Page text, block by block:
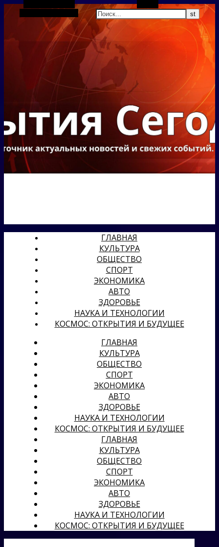
Боковая панель
ГЛАВНАЯ
КУЛЬТУРА
ОБЩЕСТВО
СПОРТ
ЭКОНОМИКА
АВТО
ЗДОРОВЬЕ
НАУКА И ТЕХНОЛОГИИ
КОСМОС: ОТКРЫТИЯ И БУДУЩЕЕ
ГЛАВНАЯ
КУЛЬТУРА
ОБЩЕСТВО
СПОРТ
ЭКОНОМИКА
АВТО
ЗДОРОВЬЕ
НАУКА И ТЕХНОЛОГИИ
КОСМОС: ОТКРЫТИЯ И БУДУЩЕЕ
ГЛАВНАЯ
КУЛЬТУРА
ОБЩЕСТВО
СПОРТ
ЭКОНОМИКА
АВТО
ЗДОРОВЬЕ
НАУКА И ТЕХНОЛОГИИ
КОСМОС: ОТКРЫТИЯ И БУДУЩЕЕ